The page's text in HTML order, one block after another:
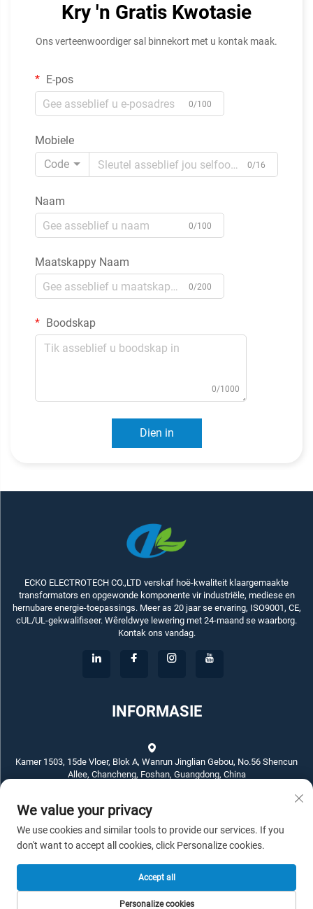
Kry 'n Gratis Kwotasie
Ons verteenwoordiger sal binnekort met u kontak maak.
E-pos
0/100
Mobiele
Code
0/16
Naam
0/100
Maatskappy Naam
0/200
Boodskap
0/1000
Dien in
ECKO ELECTROTECH CO.,LTD verskaf hoë-kwaliteit klaargemaakte
transformators en opgewonde komponente vir industriële, mediese en
hernubare energie-toepassings. Meer as 20 jaar se ervaring, ISO9001, CE,
cUL/UL-gekwalifiseer. Wêreldwye lewering met 24-maand se waarborg.
Kontak ons vandag.
INFORMASIE
Kamer 1503, 15de Vloer, Blok A, Wanrun Jinglian Gebou, No.56 Shencun
Allee, Chancheng, Foshan, Guangdong, China
+86-757-83789311
[email protected]
Kopiereg © 2025 ECKO ELECTROTECH CO.,LTD. Alle regte voorbehou. -
Privaatheidsbeleid
We value your privacy
We use cookies and similar tools to provide our services. If you
don't want to accept all cookies, click Personalize cookies.
Personalize cookies
Accept all